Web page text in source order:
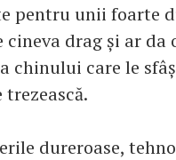
pentru unii foarte
drag și ar da
chinului care le
dureroase,